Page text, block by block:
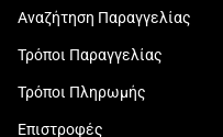
Αναζήτηση Παραγγελίας
Τρόποι Παραγγελίας
Τρόποι Πληρωμής
Επιστροφές